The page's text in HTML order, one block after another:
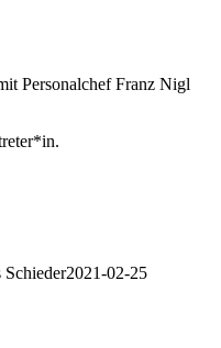
Personalchef Franz Nigl
Schieder2021-02-25